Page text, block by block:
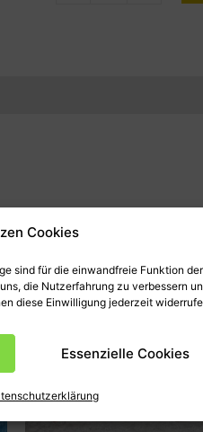
Cookies
sind für die einwandfreie Funktion der
die Nutzerfahrung zu verbessern
diese Einwilligung jederzeit
Essenzielle Cookies